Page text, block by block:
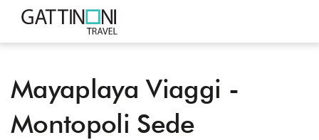
PUNTI VENDITA TOSCANA PROVINCIA DI PISA
MONTOPOLI IN VAL D'ARNO
MONTOPOLI
MAYAPLAYA VIAGGI - MONTOPOLI SEDE
Mayaplaya Viaggi -
Montopoli Sede